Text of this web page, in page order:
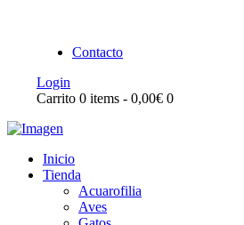
Contacto
Login
Carrito 0 items - 0,00€ 0
Inicio
Tienda
Acuarofilia
Aves